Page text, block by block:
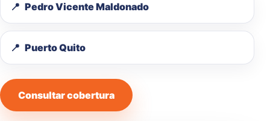
Pedro Vicente Maldonado
Puerto Quito
Consultar cobertura